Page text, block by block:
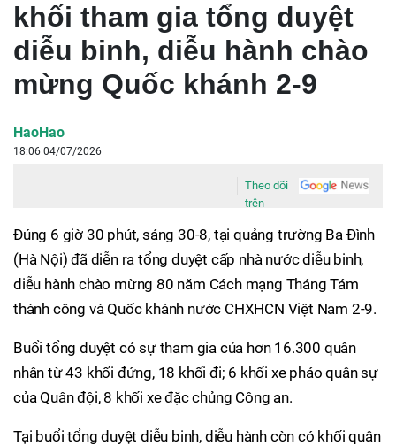
khối tham gia tổng duyệt
diễu binh, diễu hành chào
mừng Quốc khánh 2-9
HaoHao
18:06 04/07/2026
Theo dõi
trên
Đúng 6 giờ 30 phút, sáng 30-8, tại quảng trường Ba Đình
(Hà Nội) đã diễn ra tổng duyệt cấp nhà nước diễu binh,
diễu hành chào mừng 80 năm Cách mạng Tháng Tám
thành công và Quốc khánh nước CHXHCN Việt Nam 2-9.
Buổi tổng duyệt có sự tham gia của hơn 16.300 quân
nhân từ 43 khối đứng, 18 khối đi; 6 khối xe pháo quân sự
của Quân đội, 8 khối xe đặc chủng Công an.
Tại buổi tổng duyệt diễu binh, diễu hành còn có khối quân